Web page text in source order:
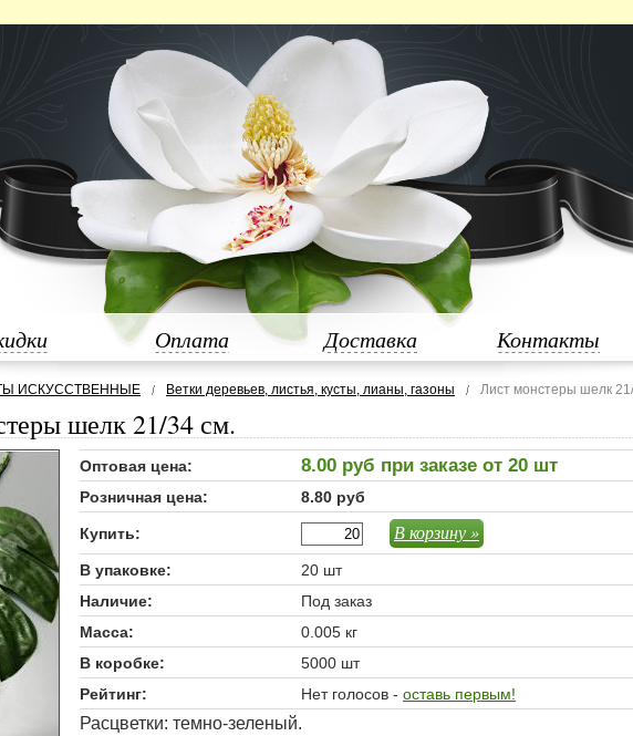
Оплата Доставка Контакты
ИСКУССТВЕННЫЕ Ветки деревьев, листья, кусты, лианы, газоны Лист монстеры шелк
шелк 21/34 см.
Оптовая цена: 8.00 руб при заказе от 20 шт
Розничная цена: 8.80 руб
Купить: В корзину »
В упаковке:
20 шт
Наличие:
Под заказ
Масса:
0.005 кг
В коробке:
5000 шт
Рейтинг:
Нет голосов - оставь первым!
Расцветки: темно-зеленый.